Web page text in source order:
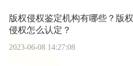
版权侵权鉴定机构有哪些？版权
侵权怎么认定？
2023-06-08 14:27:08